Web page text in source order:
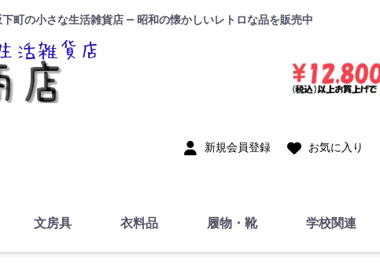
町の小さな生活雑貨店 — 昭和の懐かしいレトロな品を販売中
新規会員登録 お気に入り
文房具 衣料品 履物・靴 学校関連